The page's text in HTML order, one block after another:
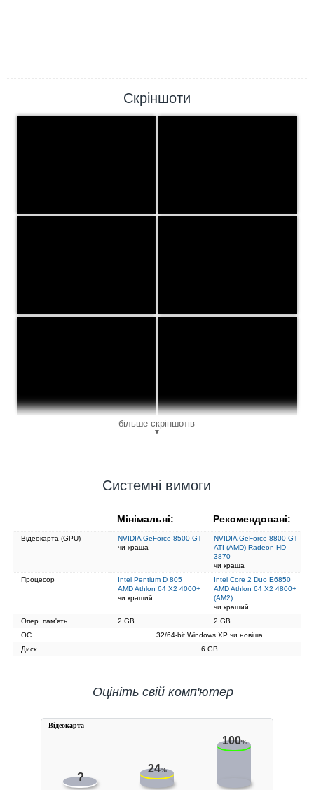
Скріншоти
більше скріншотів
▼
Системні вимоги
Мінімальні: Рекомендовані:
Відеокарта (GPU)
NVIDIA GeForce 8500 GT
чи краща
NVIDIA GeForce 8800 GT
ATI (AMD) Radeon HD
3870
чи краща
Процесор
Intel Pentium D 805
AMD Athlon 64 X2 4000+
чи кращий
Intel Core 2 Duo E6850
AMD Athlon 64 X2 4800+
(AM2)
чи кращий
Опер. пам'ять
2 GB
2 GB
ОС
32/64-bit Windows XP чи новіша
Диск
6 GB
Оцініть свій комп'ютер
?
24%
100%
Вiдеокарта